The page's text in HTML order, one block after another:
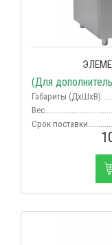
(Для
Габариты
Вес
Срок